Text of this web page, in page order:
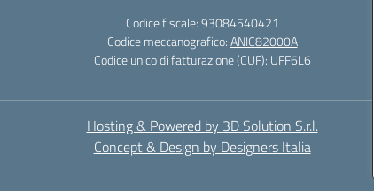
Codice fiscale: 93084540421
Codice meccanografico:ANIC82000A
Codice unico di fatturazione (CUF): UFF6L6
Hosting & Powered by 3D Solution S.r.l.
Concept & Design by Designers Italia